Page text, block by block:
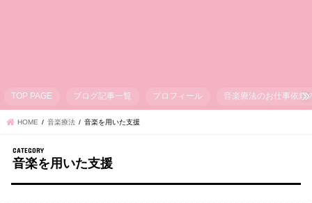
TOP PAGE ブログ記事一覧 プロフィール 音楽療法のお仕事依頼
HOME 音楽療法 音楽を用いた支援
音楽を用いた支援